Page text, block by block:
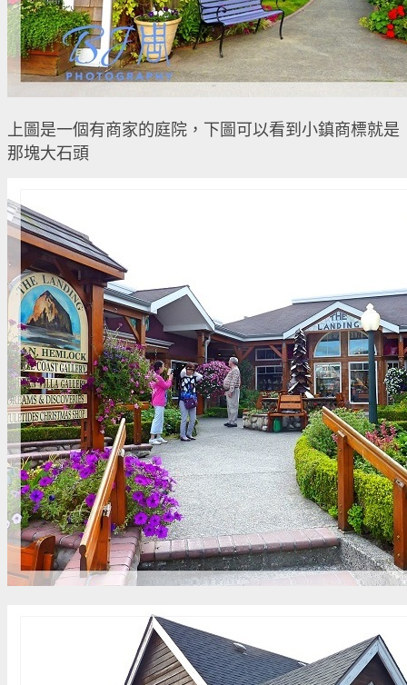
上圖是一個有商家的庭院，下圖可以看到小鎮商標就是
那塊大石頭